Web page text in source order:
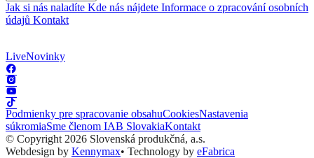
Jak si nás naladíte Kde nás nájdete Informace o zpracování osobních
údajů Kontakt
LiveNovinky
Podmienky pre spracovanie obsahuCookiesNastavenia
súkromiaSme členom IAB SlovakiaKontakt
© Copyright 2026 Slovenská produkčná, a.s.
Webdesign by Kennymax• Technology by eFabrica